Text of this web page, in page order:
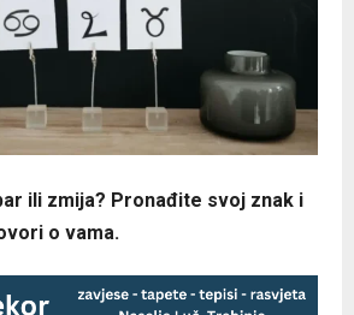
ili zmija? Pronađite svoj znak i
o vama.